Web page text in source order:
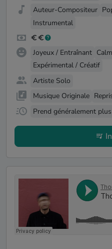
Auteur-Compositeur
Instrumental
Joyeux / Entraînant
Expérimental / Créatif
Artiste Solo
Musique Originale
Prend généralement